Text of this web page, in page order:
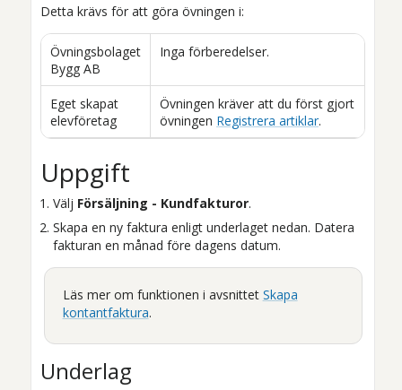
Detta krävs för att göra övningen i:
Övningsbolaget
Bygg AB
Inga förberedelser.
Eget skapat
elevföretag
Övningen kräver att du först gjort
övningen Registrera artiklar.
Uppgift
Välj Försäljning - Kundfakturor.
Skapa en ny faktura enligt underlaget nedan. Datera
fakturan en månad före dagens datum.
Läs mer om funktionen i avsnittet Skapa
kontantfaktura.
Underlag